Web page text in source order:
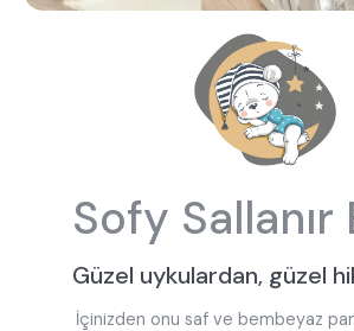
Sofy Sallanır
Güzel uykulardan, güzel
İçinizden onu saf ve bembeyaz